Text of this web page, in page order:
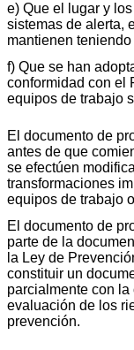
e) Que el lugar y
sistemas de alerta,
mantienen
f) Que se han
conformidad con el
equipos de trabajo
El documento de
antes de que
se efectúen
transformaciones
equipos de trabajo
El documento de
parte de la
la Ley de
constituir un
parcialmente con
evaluación de los
prevención.